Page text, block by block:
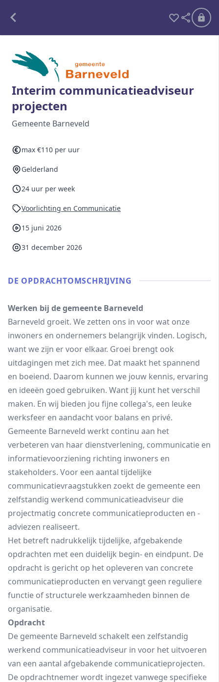
Freelance
Detachering
Interim opdrachten statistiek
Interim communicatieadviseur
projecten
Gemeente Barneveld
max €110 per uur
Gelderland
24 uur per week
Voorlichting en Communicatie
15 juni 2026
31 december 2026
DE OPDRACHT­OMSCHRIJVING
Werken bij de gemeente Barneveld
Barneveld groeit. We zetten ons in voor wat onze
inwoners en ondernemers belangrijk vinden. Logisch,
want we zijn er voor elkaar. Groei brengt ook
uitdagingen met zich mee. Dat maakt het spannend
en boeiend. Daarom kunnen we jouw kennis, ervaring
en ideeën goed gebruiken. Want jij kunt het verschil
maken. En wij bieden jou fijne collega's, een leuke
werksfeer en aandacht voor balans en privé.
Gemeente Barneveld werkt continu aan het
verbeteren van haar dienstverlening, communicatie en
informatievoorziening richting inwoners en
stakeholders. Voor een aantal tijdelijke
communicatievraagstukken zoekt de gemeente een
zelfstandig werkend communicatieadviseur die
projectmatig concrete communicatieproducten en -
adviezen realiseert.
Het betreft nadrukkelijk tijdelijke, afgebakende
opdrachten met een duidelijk begin- en eindpunt. De
opdracht is gericht op het opleveren van concrete
communicatieproducten en vervangt geen reguliere
functie of structurele werkzaamheden binnen de
organisatie.
Opdracht
De gemeente Barneveld schakelt een zelfstandig
werkend communicatieadviseur in voor het uitvoeren
van een aantal afgebakende communicatieprojecten.
De opdrachtnemer wordt ingezet vanwege specifieke